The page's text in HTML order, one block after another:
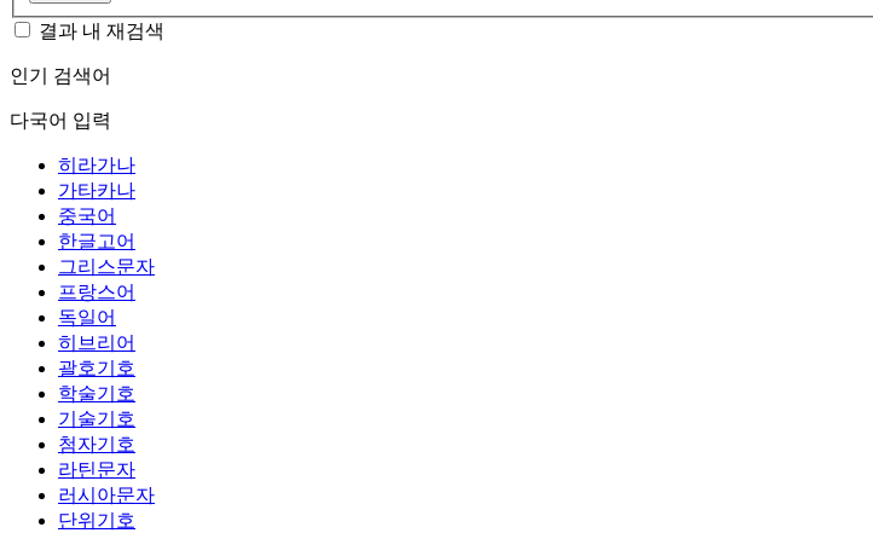
결과 내 재검색
인기 검색어
다국어 입력
히라가나
가타카나
중국어
한글고어
그리스문자
프랑스어
독일어
히브리어
괄호기호
학술기호
기술기호
첨자기호
라틴문자
러시아문자
단위기호